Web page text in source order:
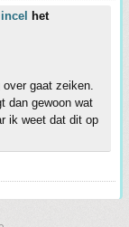
incel
het
gaat zeiken.
dan gewoon wat
ik weet dat dit op